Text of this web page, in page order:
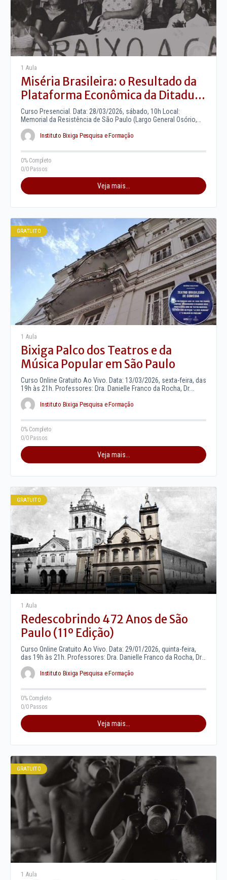
1 Aula
Miséria Brasileira: o Resultado da
Plataforma Econômica da Ditadura
Militar (1964-1985)
Curso Presencial. Data: 28/03/2026, sábado, 10h Local:
Memorial da Resistência de São Paulo (Largo General Osório,
66, Santa Ifigênia) Professores:…
Instituto Bixiga Pesquisa e Formação
0% Completo
0/0 Passos
Veja mais...
GRATUITO
1 Aula
Bixiga Palco dos Teatros e da
Música Popular em São Paulo
Curso Online Gratuito Ao Vivo. Data: 13/03/2026, sexta-feira, das
19h às 21h. Professores: Dra. Danielle Franco da Rocha, Dr.
Edimilsom…
Instituto Bixiga Pesquisa e Formação
0% Completo
0/0 Passos
Veja mais...
GRATUITO
1 Aula
Redescobrindo 472 Anos de São
Paulo (11º Edição)
Curso Online Gratuito Ao Vivo. Data: 29/01/2026, quinta-feira,
das 19h às 21h. Professores: Dra. Danielle Franco da Rocha, Dr.
Edimilsom…
Instituto Bixiga Pesquisa e Formação
0% Completo
0/0 Passos
Veja mais...
GRATUITO
1 Aula